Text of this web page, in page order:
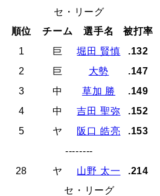
セ・リーグ
順位
チーム 選手名
被打率
1
巨 堀田 賢慎
.132
2
巨 大勢
.147
3
中 草加 勝
.149
4
中 吉田 聖弥
.152
5
ヤ 阪口 皓亮
.153
--------
28
ヤ 山野 太一
.214
セ・リーグ